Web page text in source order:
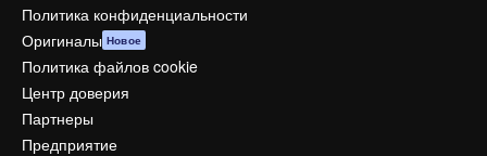
Политика конфиденциальности
Оригиналы Новое
Политика файлов cookie
Центр доверия
Партнеры
Предприятие